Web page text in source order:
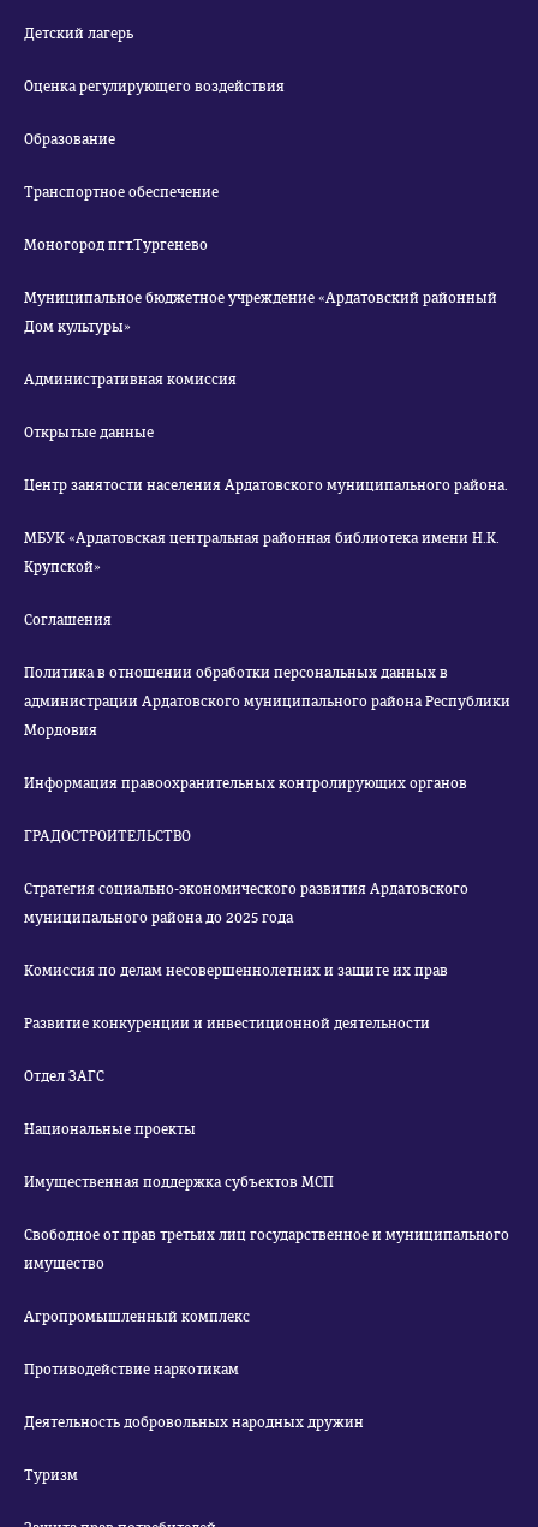
Детский лагерь
Оценка регулирующего воздействия
Образование
Транспортное обеспечение
Моногород пгт.Тургенево
Муниципальное бюджетное учреждение «Ардатовский районный
Дом культуры»
Административная комиссия
Открытые данные
Центр занятости населения Ардатовского муниципального района.
МБУК «Ардатовская центральная районная библиотека имени Н.К.
Крупской»
Соглашения
Политика в отношении обработки персональных данных в
администрации Ардатовского муниципального района Республики
Мордовия
Информация правоохранительных контролирующих органов
ГРАДОСТРОИТЕЛЬСТВО
Стратегия социально-экономического развития Ардатовского
муниципального района до 2025 года
Комиссия по делам несовершеннолетних и защите их прав
Развитие конкуренции и инвестиционной деятельности
Отдел ЗАГС
Национальные проекты
Имущественная поддержка субъектов МСП
Свободное от прав третьих лиц государственное и муниципального
имущество
Агропромышленный комплекс
Противодействие наркотикам
Деятельность добровольных народных дружин
Туризм